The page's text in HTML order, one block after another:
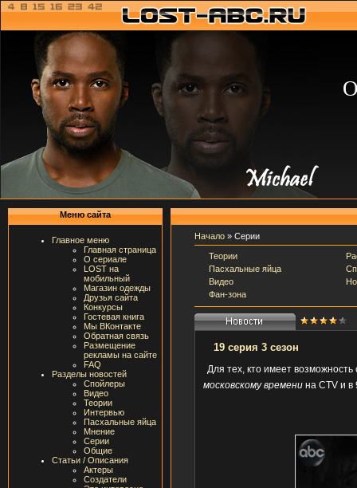
Меню сайта
Главное меню
Главная страница
О сериале
LOST на
мобильный
Магазин одежды
Друзья сайта
Конкурсы
Гостевая книга
Мы ВКонтакте
Обратная связь
Размещение
рекламы на сайте
FAQ
Разделы новостей
Спойлеры
Видео
Теории
Интервью
Пасхальные яйца
Мнение
Серии
Общие
Статьи / Описания
Актеры
Создатели
Начало » Серии
Теории
Пасхальные яйца
Видео
Фан-зона
19 серия 3 сезон
Для тех, кто имеет
московскому временина CTV и в